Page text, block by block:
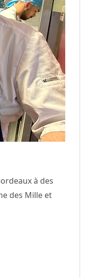
à des
des Mille et